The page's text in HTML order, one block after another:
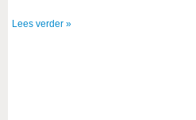
Lees verder »